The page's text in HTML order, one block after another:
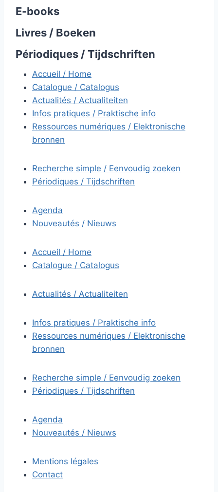
E-books
Livres / Boeken
Périodiques / Tijdschriften
Accueil / Home
Catalogue / Catalogus
Actualités / Actualiteiten
Infos pratiques / Praktische info
Ressources numériques / Elektronische
bronnen
Recherche simple / Eenvoudig zoeken
Périodiques / Tijdschriften
Agenda
Nouveautés / Nieuws
Accueil / Home
Catalogue / Catalogus
Actualités / Actualiteiten
Infos pratiques / Praktische info
Ressources numériques / Elektronische
bronnen
Recherche simple / Eenvoudig zoeken
Périodiques / Tijdschriften
Agenda
Nouveautés / Nieuws
Mentions légales
Contact